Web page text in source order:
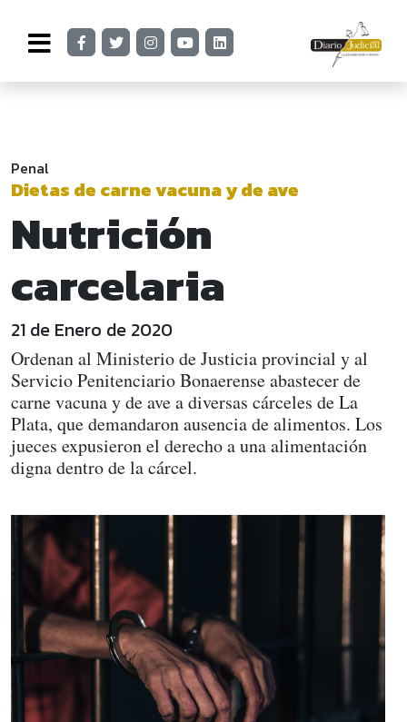
Penal
Dietas de carne vacuna y de ave
Nutrición
carcelaria
21 de Enero de 2020
Ordenan al Ministerio de Justicia provincial y al
Servicio Penitenciario Bonaerense abastecer de
carne vacuna y de ave a diversas cárceles de La
Plata, que demandaron ausencia de alimentos. Los
jueces expusieron el derecho a una alimentación
digna dentro de la cárcel.